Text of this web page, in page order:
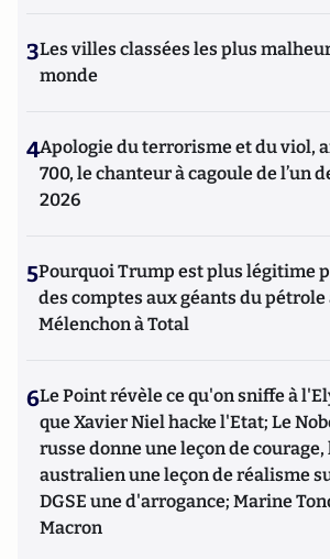
3Les villes classées les plus
monde
4Apologie du terrorisme et du viol,
700, le chanteur à cagoule de l’un
2026
5Pourquoi Trump est plus légitime
des comptes aux géants du
Mélenchon à Total
6Le Point révèle ce qu'on sniffe à
que Xavier Niel hacke l'Etat; Le
russe donne une leçon de courage,
australien une leçon de réalisme
DGSE une d'arrogance; Marine
Macron